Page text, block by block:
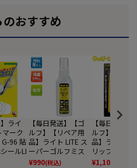
おすすめ
ライ
マーク
G-96 貼
ールLI
【毎日発送】【ゴ
ルフ】【リペア用
品】ライト LITE ス
ーパーゴルフミス
ト [G-7]
¥990(税込)
【毎日発送】
ルフ】【リペ
品】ライト
リップカッタ
706]
¥1,100